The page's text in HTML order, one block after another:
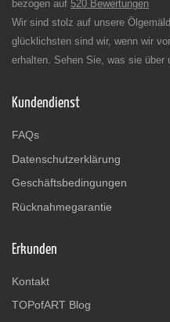
bezogen auf 520 Bewertungen
Wir sind stolz auf unsere
glücklichsten sind wir, wenn wir
erhalten. Sehen Sie, was sie über
Kundendienst
FAQs
Datenschutzerklärung
Geschäftsbedingungen
Rücknahmegarantie
Erkunden
Kontakt
TOPofART Blog